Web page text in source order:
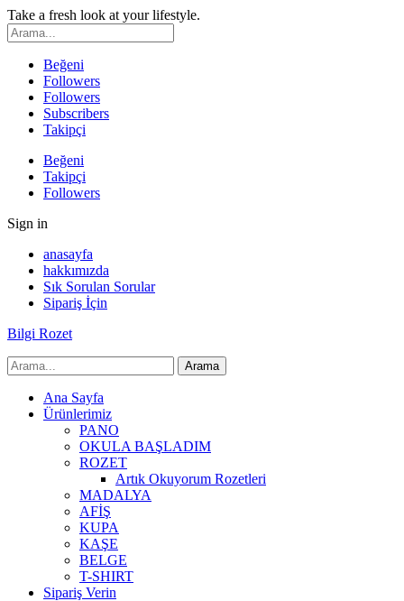
Take a fresh look at your lifestyle.
Beğeni
Followers
Followers
Subscribers
Takipçi
Beğeni
Takipçi
Followers
Sign in
anasayfa
hakkımızda
Sık Sorulan Sorular
Sipariş İçin
Bilgi Rozet
Ana Sayfa
Ürünlerimiz
PANO
OKULA BAŞLADIM
ROZET
Artık Okuyorum Rozetleri
MADALYA
AFİŞ
KUPA
KAŞE
BELGE
T-SHIRT
Sipariş Verin